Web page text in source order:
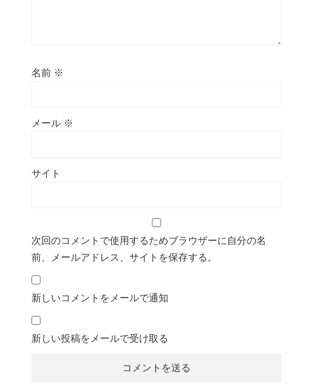
名前 ※
メール ※
サイト
次回のコメントで使用するためブラウザーに自分の名
前、メールアドレス、サイトを保存する。
新しいコメントをメールで通知
新しい投稿をメールで受け取る